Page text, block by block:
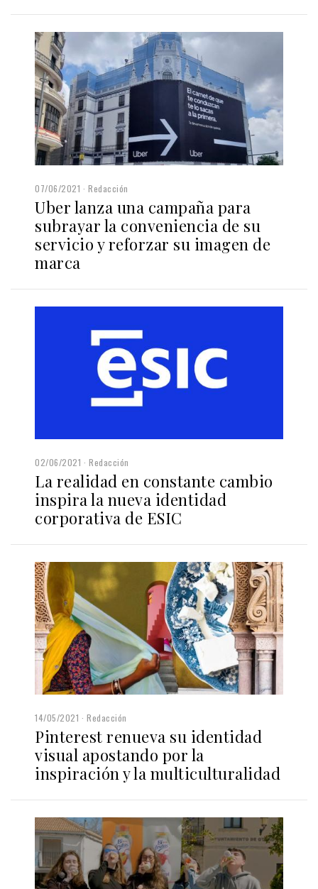
07/06/2021 Redacción
Uber lanza una campaña para
subrayar la conveniencia de su
servicio y reforzar su imagen de
marca
02/06/2021 Redacción
La realidad en constante cambio
inspira la nueva identidad
corporativa de ESIC
14/05/2021 Redacción
Pinterest renueva su identidad
visual apostando por la
inspiración y la multiculturalidad